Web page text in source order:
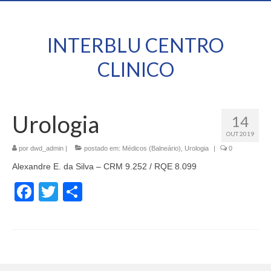
INTERBLU CENTRO
CLINICO
14
OUT 2019
Urologia
por dwd_admin | postado em: Médicos (Balneário) Urologia | 0
Alexandre E. da Silva – CRM 9.252 / RQE 8.099
Facebook
Twitter